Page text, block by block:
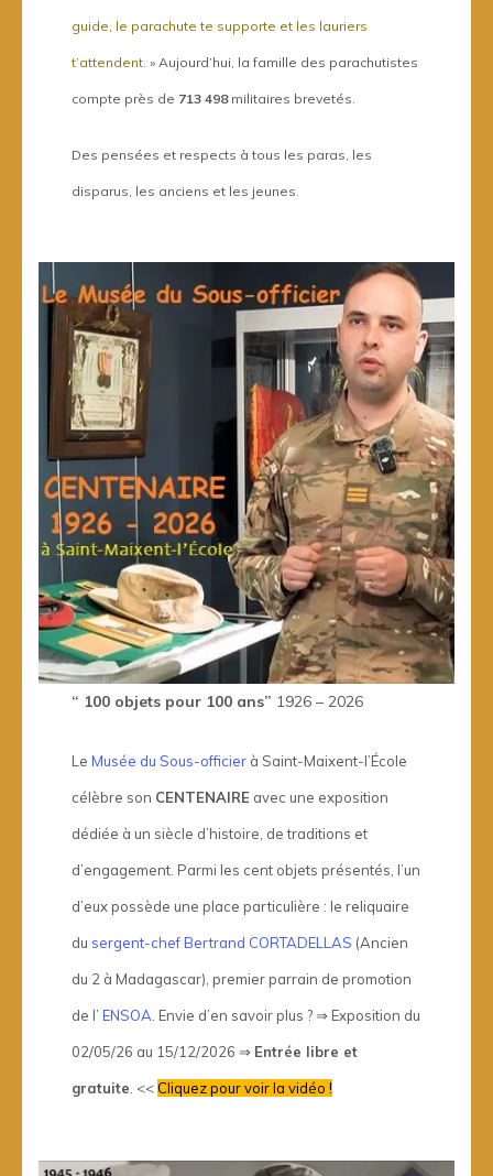
guide, le parachute te supporte et les lauriers
t’attendent. » Aujourd’hui, la famille des parachutistes
compte près de 713 498militaires brevetés.
Des pensées et respects à tous les paras, les
disparus, les anciens et les jeunes.
“ 100 objets pour 100 ans” 1926 – 2026
LeMusée du Sous-officier à Saint-Maixent-l’École
célèbre son CENTENAIRE avec une exposition
dédiée à un siècle d’histoire, de traditions et
d’engagement. Parmi les cent objets présentés, l’un
d’eux possède une place particulière : le reliquaire
du sergent-chef Bertrand CORTADELLAS (Ancien
du 2 à Madagascar), premier parrain de promotion
de l’ENSOA . Envie d’en savoir plus ? ⇒ Exposition du
02/05/26 au 15/12/2026 ⇒ Entrée libre et
gratuite . << Cliquez pour voir la vidéo !